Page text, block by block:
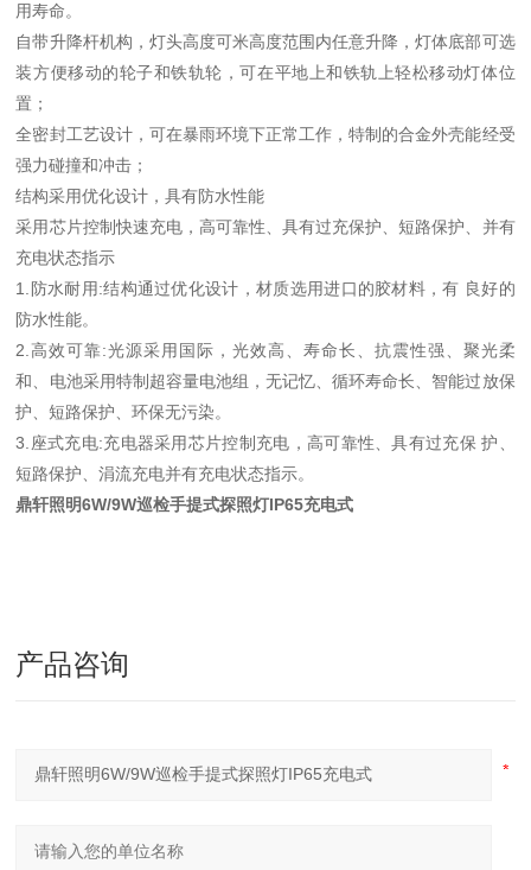
用寿命。
自带升降杆机构，灯头高度可米高度范围内任意升降，灯体底部可选
装方便移动的轮子和铁轨轮，可在平地上和铁轨上轻松移动灯体位
置；
全密封工艺设计，可在暴雨环境下正常工作，特制的合金外壳能经受
强力碰撞和冲击；
结构采用优化设计，具有防水性能
采用芯片控制快速充电，高可靠性、具有过充保护、短路保护、并有
充电状态指示
1.防水耐用:结构通过优化设计，材质选用进口的胶材料，有 良好的
防水性能。
2.高效可靠:光源采用国际，光效高、寿命长、抗震性强、聚光柔
和、电池采用特制超容量电池组，无记忆、循环寿命长、智能过放保
护、短路保护、环保无污染。
3.座式充电:充电器采用芯片控制充电，高可靠性、具有过充保 护、
短路保护、涓流充电并有充电状态指示。
鼎轩照明6W/9W巡检手提式探照灯IP65充电式
产品咨询